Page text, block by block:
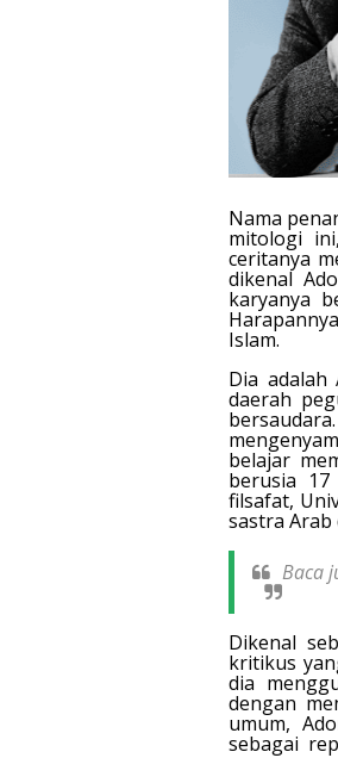
Nama
mitologi
ceritanya
dikenal
karyanya
Islam.
Dia adalah
daerah
belajar
berusia
filsafat,
sastra Arab
Baca
Dikenal
kritikus
dia
dengan
umum,
sebagai